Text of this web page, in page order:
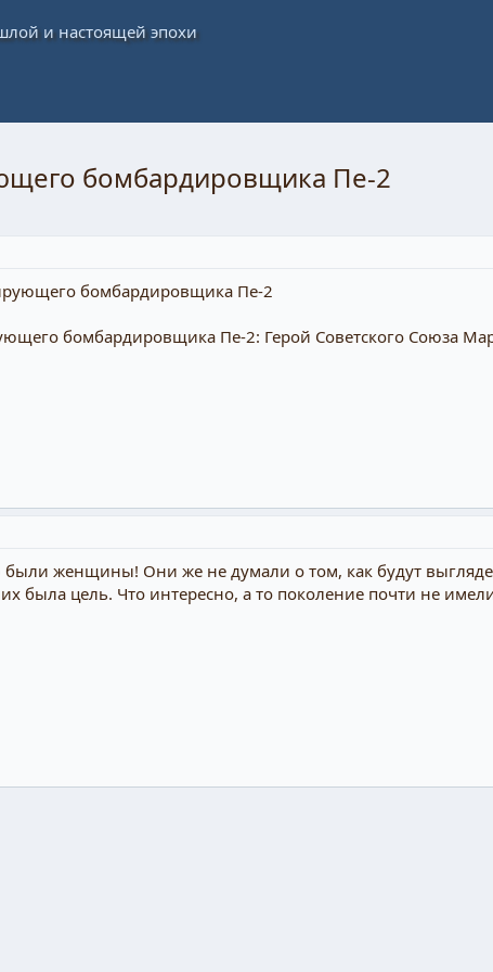
бомбардировщика Пе-2
бомбардировщика Пе-2: Герой Советского Союза
женщины! Они же не думали о том, как будут
была цель. Что интересно, а то поколение почти не